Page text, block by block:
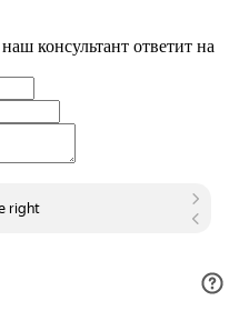
консультант ответит на